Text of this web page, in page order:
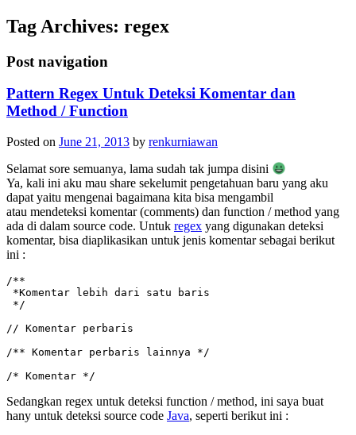
Tag Archives: regex
Post navigation
Pattern Regex Untuk Deteksi Komentar dan
Method / Function
Posted on June 21, 2013 by renkurniawan
Selamat sore semuanya, lama sudah tak jumpa disini
Ya, kali ini aku mau share sekelumit pengetahuan baru yang aku
dapat yaitu mengenai bagaimana kita bisa mengambil
atau mendeteksi komentar (comments) dan function / method yang
ada di dalam source code. Untuk regex yang digunakan deteksi
komentar, bisa diaplikasikan untuk jenis komentar sebagai berikut
ini :
/**
*Komentar lebih dari satu baris
*/
// Komentar perbaris
/** Komentar perbaris lainnya */
/* Komentar */
Sedangkan regex untuk deteksi function / method, ini saya buat
hany untuk deteksi source code Java, seperti berikut ini :